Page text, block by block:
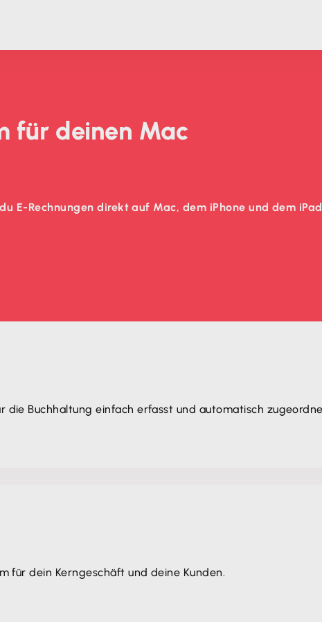
für deinen Mac
E-Rechnungen direkt auf Mac, dem iPhone und dem
die Buchhaltung einfach erfasst und automatisch
für dein Kerngeschäft und deine Kunden.